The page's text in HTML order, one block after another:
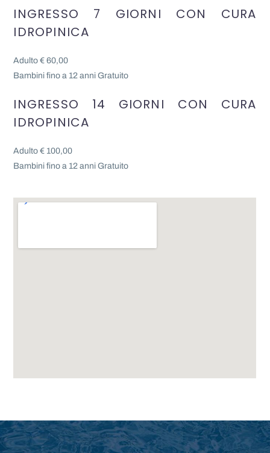
INGRESSO 7 GIORNI CON CURA
IDROPINICA
Adulto € 60,00
Bambini fino a 12 anni Gratuito
INGRESSO 14 GIORNI CON CURA
IDROPINICA
Adulto € 100,00
Bambini fino a 12 anni Gratuito